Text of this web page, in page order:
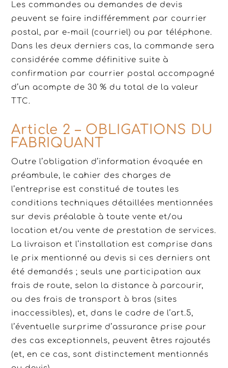
Les commandes ou demandes de devis
peuvent se faire indifféremment par courrier
postal, par e-mail (courriel) ou par téléphone.
Dans les deux derniers cas, la commande sera
considérée comme définitive suite à
confirmation par courrier postal accompagné
d’un acompte de 30 % du total de la valeur
TTC.
Article 2 – OBLIGATIONS DU
FABRIQUANT
Outre l’obligation d’information évoquée en
préambule, le cahier des charges de
l’entreprise est constitué de toutes les
conditions techniques détaillées mentionnées
sur devis préalable à toute vente et/ou
location et/ou vente de prestation de services.
La livraison et l’installation est comprise dans
le prix mentionné au devis si ces derniers ont
été demandés ; seuls une participation aux
frais de route, selon la distance à parcourir,
ou des frais de transport à bras (sites
inaccessibles), et, dans le cadre de l’art.5,
l’éventuelle surprime d’assurance prise pour
des cas exceptionnels, peuvent êtres rajoutés
(et, en ce cas, sont distinctement mentionnés